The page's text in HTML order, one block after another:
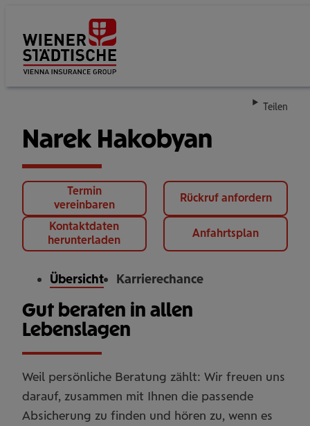
Teilen
Narek Hakobyan
Termin
vereinbaren
Rückruf anfordern
Kontaktdaten
herunterladen
Anfahrtsplan
Übersicht Karrierechance
Gut beraten in allen
Lebenslagen
Weil persönliche Beratung zählt: Wir freuen uns
darauf, zusammen mit Ihnen die passende
Absicherung zu finden und hören zu, wenn es